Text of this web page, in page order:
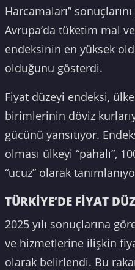
Harcamaları”
Avrupa’da tüketim mal
endeksinin en yüksek
olduğunu gösterdi.
Fiyat düzeyi endeksi,
birimlerinin döviz
gücünü yansıtıyor.
olması ülkeyi “pahalı”,
“ucuz” olarak
TÜRKİYE’DE FİYAT
2025 yılı sonuçlarına
ve hizmetlerine ilişkin
olarak belirlendi. Bu